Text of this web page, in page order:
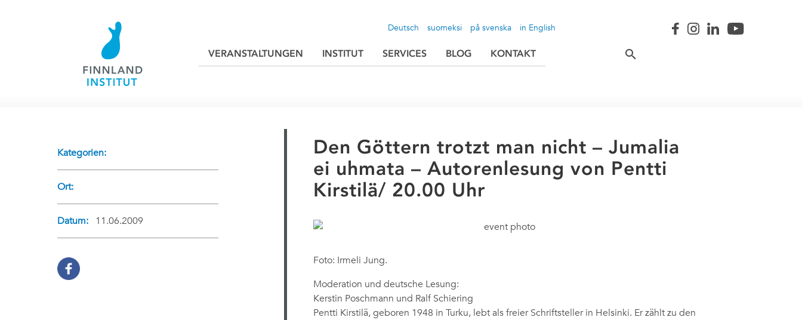
suomeksi
Deutsch på svenska in English
VERANSTALTUNGEN INSTITUT SERVICES BLOG KONTAKT
Kategorien:
Ort:
Datum: 11.06.2009
Den Göttern trotzt man nicht – Jumalia
ei uhmata – Autorenlesung von Pentti
Kirstilä/ 20.00 Uhr
Foto: Irmeli Jung.
Moderation und deutsche Lesung:
Kerstin Poschmann und Ralf Schiering
Pentti Kirstilä, geboren 1948 in Turku, lebt als freier Schriftsteller in Helsinki. Er zählt zu den